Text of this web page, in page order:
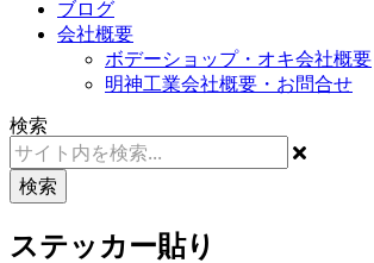
ブログ
会社概要
ボデーショップ・オキ会社概要
明神工業会社概要・お問合せ
検索
検索
ステッカー貼り